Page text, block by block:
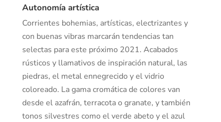
Autonomía artística
Corrientes bohemias, artísticas, electrizantes y
con buenas vibras marcarán tendencias tan
selectas para este próximo 2021. Acabados
rústicos y llamativos de inspiración natural, las
piedras, el metal ennegrecido y el vidrio
coloreado. La gama cromática de colores van
desde el azafrán, terracota o granate, y también
tonos silvestres como el verde abeto y el azul